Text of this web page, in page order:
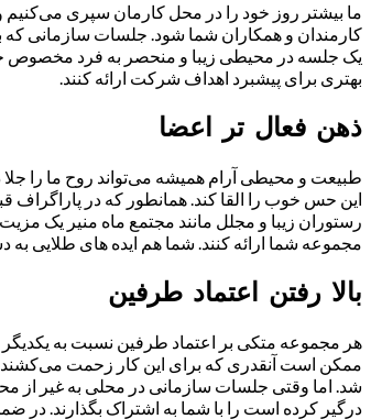
ما بیشتر روز خود را در محل کارمان سپری می‌کنیم
کارمندان و همکاران شما شود. جلسات سازمانی که
یک جلسه در محیطی زیبا و منحصر به فرد مخصوص
بهتری برای پیشبرد اهداف شرکت ارائه کنند.
ذهن فعال تر اعضا
این حس خوب را القا کند. همانطور که در
رستوران زیبا و مجلل مانند مجتمع ماه منیر یک
مجموعه شما ارائه کنند. شما هم ایده های طلایی به
بالا رفتن اعتماد طرفین
هر مجموعه متکی بر اعتماد طرفین نسبت به
ممکن است آنقدری که برای این کار زحمت
شد. اما وقتی جلسات سازمانی در محلی به غیر از
درگیر کرده است را با شما به اشتراک بگذارند. در